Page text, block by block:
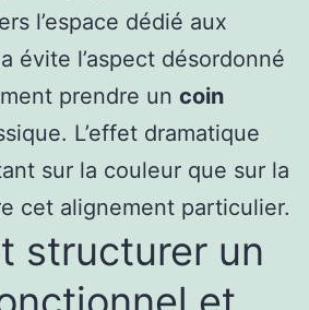
l’espace dédié aux
évite l’aspect désordonné
prendre un coin
L’effet dramatique
sur la couleur que sur la
cet alignement particulier.
structurer un